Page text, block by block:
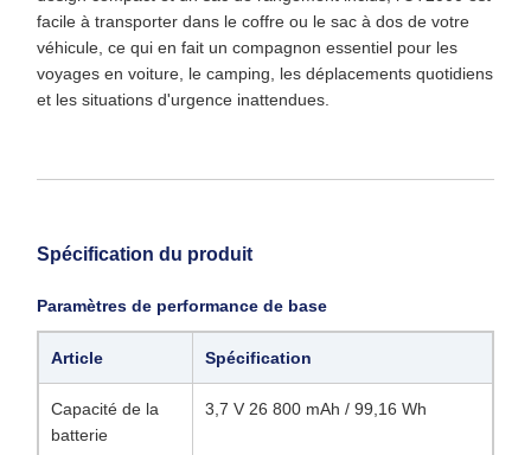
facile à transporter dans le coffre ou le sac à dos de votre
véhicule, ce qui en fait un compagnon essentiel pour les
voyages en voiture, le camping, les déplacements quotidiens
et les situations d'urgence inattendues.
Spécification du produit
Paramètres de performance de base
Article Spécification
Capacité de la
batterie
3,7 V 26 800 mAh / 99,16 Wh